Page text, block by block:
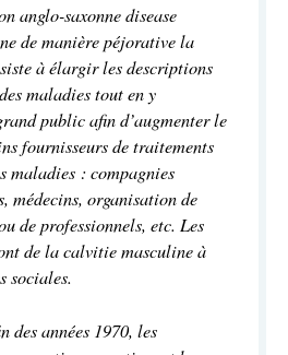
anglo-saxonne disease
de manière péjorative la
à élargir les descriptions
maladies tout en y
public afin d’augmenter le
fournisseurs de traitements
maladies : compagnies
médecins, organisation de
de professionnels, etc. Les
de la calvitie masculine à
sociales.
des années 1970, les